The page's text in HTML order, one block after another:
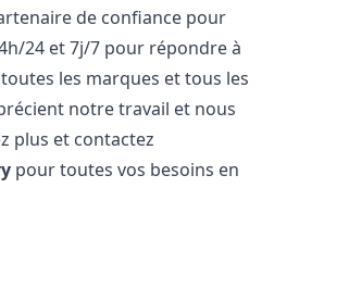
de confiance pour
24 et 7j/7 pour répondre à
les marques et tous les
notre travail et nous
plus et contactez
pour toutes vos besoins en